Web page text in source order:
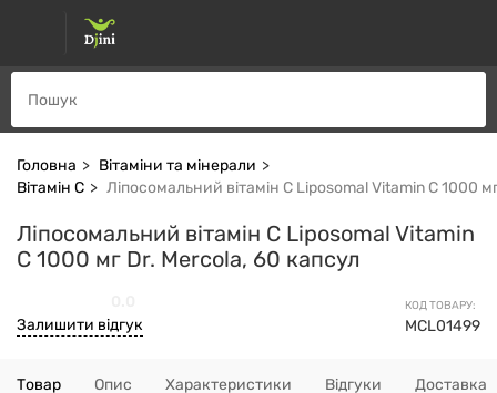
Головна
Вітаміни та мінерали
Вітамін С
Ліпосомальний вітамін C Liposomal Vitamin C 1000
Ліпосомальний вітамін C Liposomal Vitamin
C 1000 мг Dr. Mercola, 60 капсул
КОД ТОВАРУ:
MCL01499
Залишити відгук
Товар Опис Характеристики Відгуки Доставка